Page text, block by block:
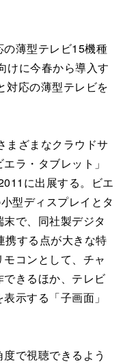
薄型テレビ15機種
けに今春から導入す
対応の薄型テレビを
ざまなクラウドサ
ラ・タブレット」
に出展する。ビエ
型ディスプレイとタ
で、同社製デジタ
携する点が大きな特
コンとして、チャ
きるほか、テレビ
示する「子画面」
で視聴できるよう